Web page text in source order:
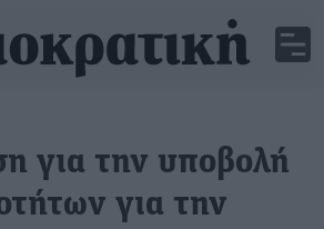
για την υποβολή
για την